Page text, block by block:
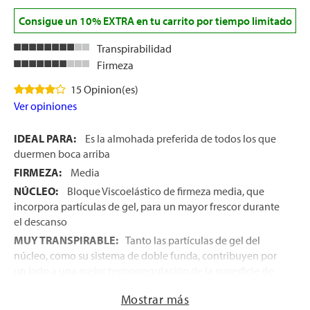
Consigue un 10% EXTRA en tu carrito por tiempo limitado
Transpirabilidad
Firmeza
15 Opinion(es)
Ver opiniones
IDEAL PARA:
Es la almohada preferida de todos los que
duermen boca arriba
FIRMEZA:
Media
NÚCLEO:
Bloque Viscoelástico de firmeza media, que
incorpora partículas de gel, para un mayor frescor durante
el descanso
MUY TRANSPIRABLE: Tanto las partículas de gel del
núcleo, como su sistema de doble funda, contribuyen por
del aire en la superficie de apoyo del cuello y de la cabeza
Mostrar más